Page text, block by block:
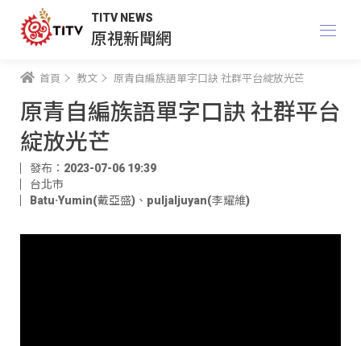
TITV NEWS
原視新聞網
首頁 教文 原青自編族語單字口訣 社群平台綻放光芒
原青自編族語單字口訣 社群平台
綻放光芒
發布：2023-07-06 19:39
台北市
Batu·Yumin(戴亞盛) 、 puljaljuyan(李耀維)